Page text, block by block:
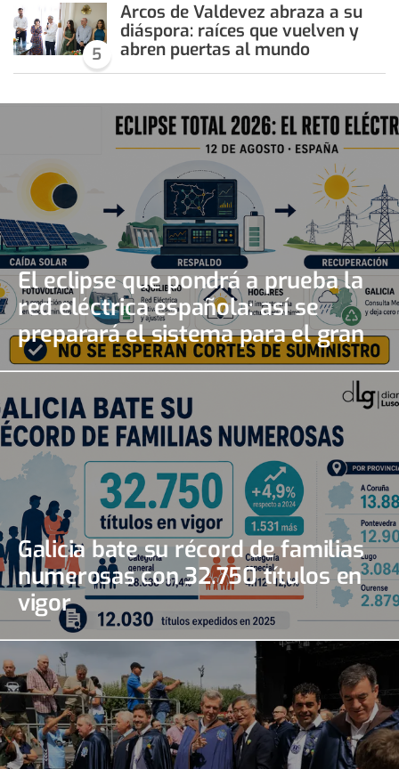
5
Arcos de Valdevez abraza a su
diáspora: raíces que vuelven y
abren puertas al mundo
El eclipse que pondrá a prueba la
red eléctrica española: así se
preparará el sistema para el gran
apagón solar
Galicia bate su récord de familias
numerosas con 32.750 títulos en
vigor